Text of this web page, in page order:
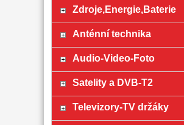
Zdroje,Energie,Baterie
Anténní technika
Audio-Video-Foto
Satelity a DVB-T2
Televizory-TV držáky